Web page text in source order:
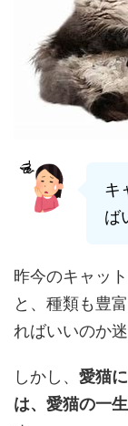
キ
ば
昨今のキャッ
と、種類も豊
ればいいのか
しかし、 愛猫
は、愛猫の一